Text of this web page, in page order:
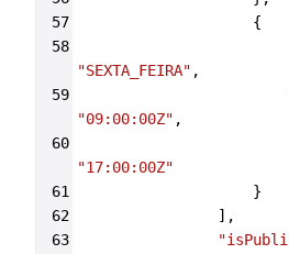
57
{
58
"SEXTA_FEIRA" ,
59
"09:00:00Z" ,
60
"17:00:00Z"
61
}
62
],
63